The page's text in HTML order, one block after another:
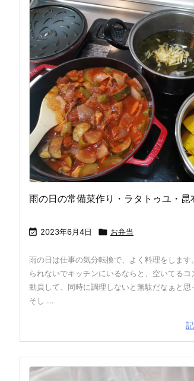
雨の日の常備菜作り・ラタトゥユ・
 2023年6月4日  お弁当
雨の日は仕事の気分転換で、よく料理をしま
られないでキッチンにいるならと、空いてる
動員して、同時に調理しないと無駄だなぁと思
そし ...